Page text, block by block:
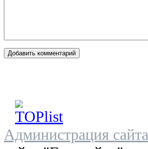
Администрация сайта